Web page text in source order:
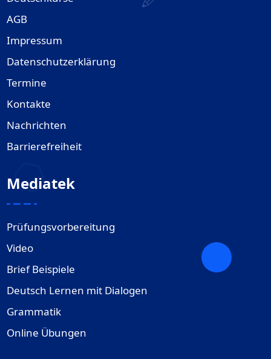
AGB
Impressum
Datenschutzerklärung
Termine
Kontakte
Nachrichten
Barrierefreiheit
Mediatek
Prüfungsvorbereitung
Video
Brief Beispiele
Deutsch Lernen mit Dialogen
Grammatik
Online Übungen